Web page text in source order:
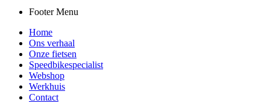
Footer Menu
Home
Ons verhaal
Onze fietsen
Speedbikespecialist
Webshop
Werkhuis
Contact